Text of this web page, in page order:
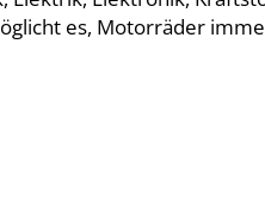
es, Motorräder